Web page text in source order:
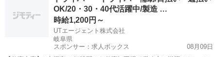
が出てきます。 タイマー...OK/20・30・40代活躍中/製造 …
時給1,200円～
UTエージェント株式会社
岐阜県
スポンサー：求人ボックス
08月09日